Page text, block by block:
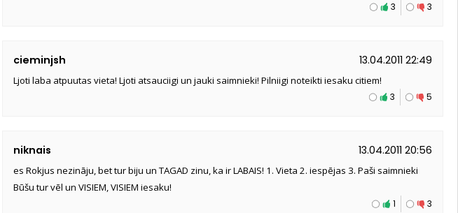
3
3
cieminjsh 13.04.2011 22:49
Ljoti laba atpuutas vieta! Ljoti atsauciigi un jauki saimnieki! Pilniigi noteikti iesaku citiem!
5
3
niknais 13.04.2011 20:56
es Rokjus nezināju, bet tur biju un TAGAD zinu, ka ir LABAIS! 1. Vieta 2. iespējas 3. Paši saimnieki
Būšu tur vēl un VISIEM, VISIEM iesaku!
3
1